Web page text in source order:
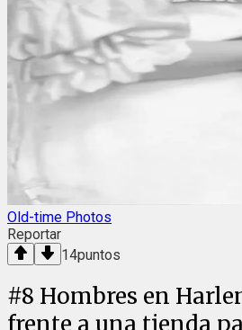
Old-time Photos
Reportar
14puntos
#8 Hombres en